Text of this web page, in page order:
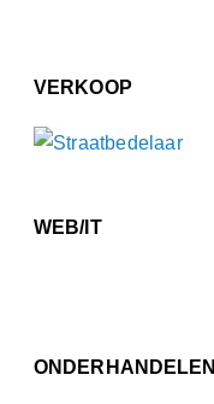
VERKOOP
WEB/IT
ONDERHANDELEN